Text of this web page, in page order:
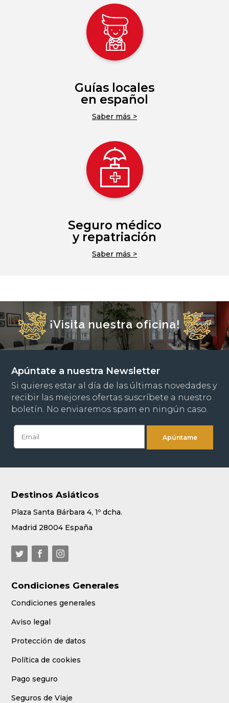
Guías locales
en español
Saber más >
Seguro médico
y repatriación
Saber más >
¡Visita nuestra oficina!
Apúntate a nuestra Newsletter
Si quieres estar al día de las últimas novedades y
recibir las mejores ofertas suscríbete a nuestro
boletín. No enviaremos spam en ningún caso.
Destinos Asiáticos
Plaza Santa Bárbara 4, 1º dcha.
Madrid 28004 España
Condiciones Generales
Condiciones generales
Aviso legal
Protección de datos
Política de cookies
Pago seguro
Seguros de Viaje